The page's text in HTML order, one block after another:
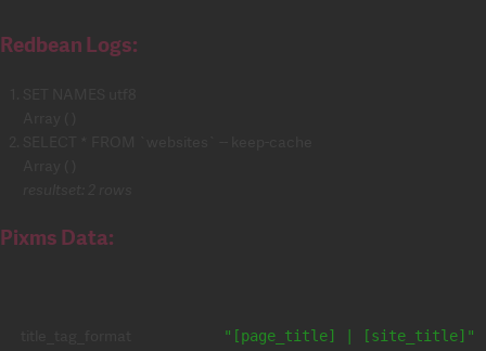
Redbean Logs:
Pixms Data:
"[page_title] | [site_title]"